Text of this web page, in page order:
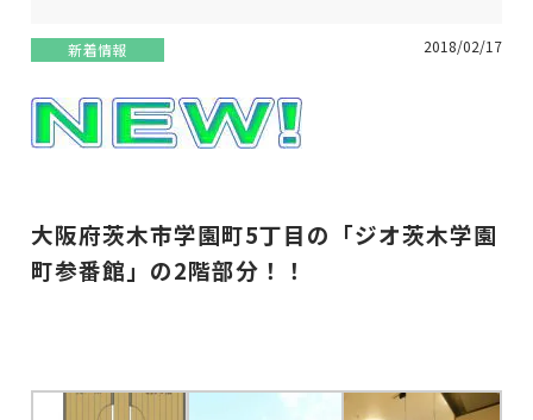
新着情報 2018/02/17
大阪府茨木市学園町5丁目の「ジオ茨木学園
町参番館」の2階部分！！